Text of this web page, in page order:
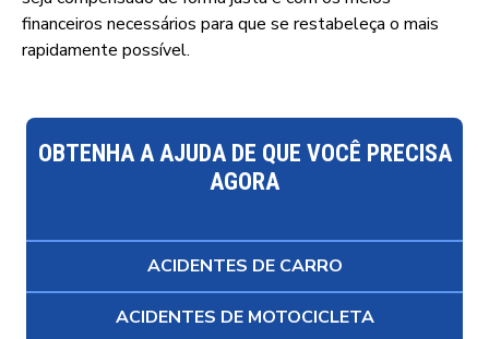
financeiros necessários para que se restabeleça o mais
rapidamente possível.
OBTENHA A AJUDA DE QUE VOCÊ PRECISA
AGORA
ACIDENTES DE CARRO
ACIDENTES DE MOTOCICLETA